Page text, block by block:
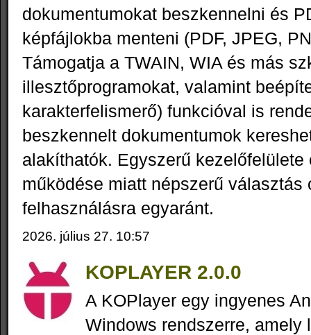
dokumentumokat beszkennelni és
képfájlokba menteni (PDF, JPEG,
Támogatja a TWAIN, WIA és más
illesztőprogramokat, valamint
karakterfelismerő) funkcióval is
beszkennelt dokumentumok
alakíthatók. Egyszerű kezelőfelülete
működése miatt népszerű választás
felhasználásra egyaránt.
2026. július 27. 10:57
KOPLAYER 2.0.0
A KOPlayer egy ingyenes
Windows rendszerre, amely